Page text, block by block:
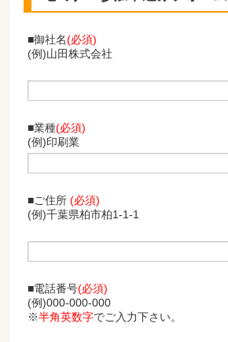
■御社名(必須)
(例)山田株式会社
■業種(必須)
(例)印刷業
■ご住所 (必須)
(例)千葉県柏市柏1-1-1
■電話番号(必須)
(例)000-000-000
※半角英数字でご入力下さい。